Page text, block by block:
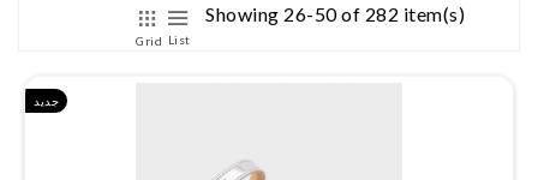
Grid List
Showing 26-50 of 282 item(s)
جديد